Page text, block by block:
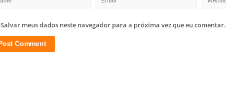
Salvar meus dados neste navegador para a próxima vez que eu comentar.